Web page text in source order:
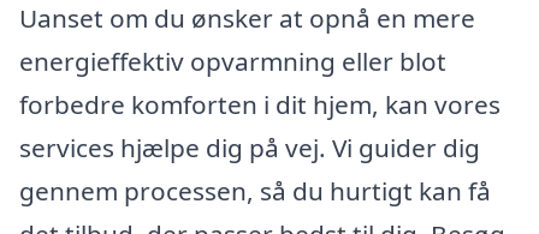
Uanset om du ønsker at opnå en mere
energieffektiv opvarmning eller blot
forbedre komforten i dit hjem, kan vores
services hjælpe dig på vej. Vi guider dig
gennem processen, så du hurtigt kan få